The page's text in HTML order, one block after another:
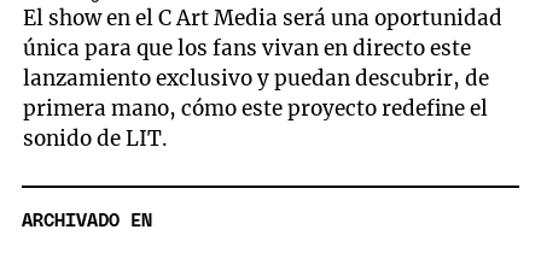
El show en el C Art Media será una oportunidad
única para que los fans vivan en directo este
lanzamiento exclusivo y puedan descubrir, de
primera mano, cómo este proyecto redefine el
sonido de LIT.
ARCHIVADO EN